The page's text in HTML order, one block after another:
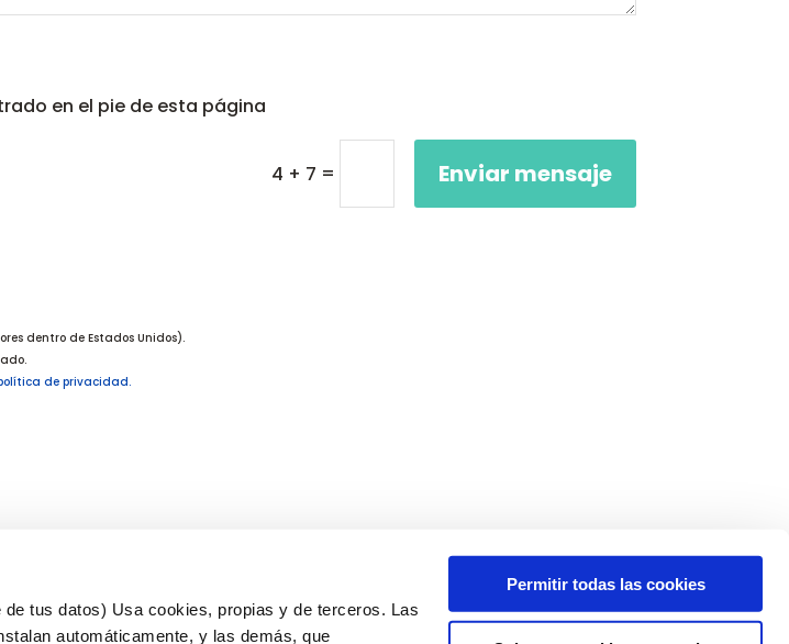
tus datos) Usa cookies, propias y de terceros. Las
automáticamente, y las demás, que
Permitir todas las cookies
en el pie de esta página
4 + 7 = Enviar mensaje
dentro de Estados Unidos).
de privacidad.
Política de contrataciones,